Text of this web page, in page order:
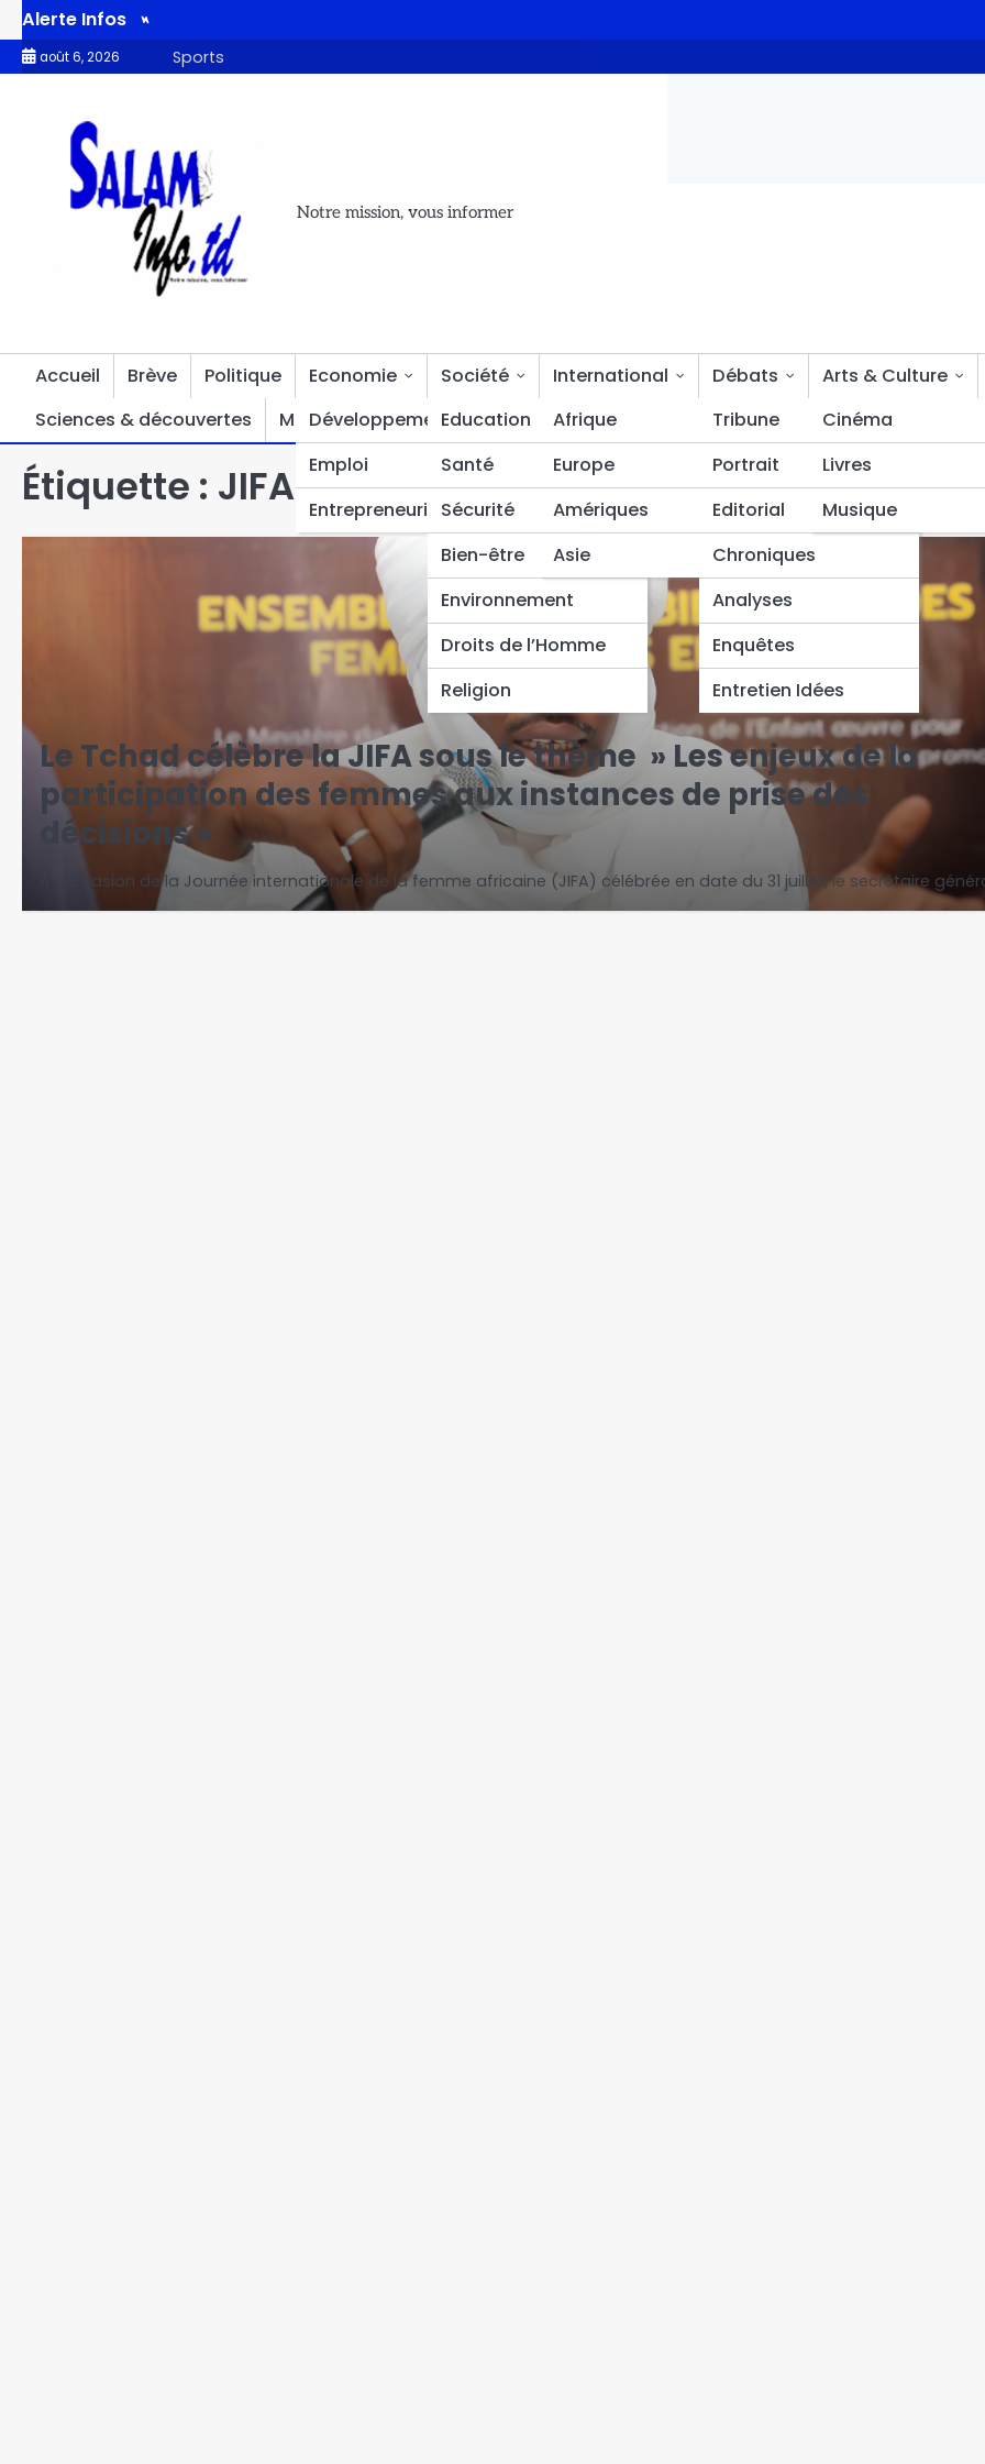
Alerte Infos
aux nouvelles orientations présidentielles
août 6, 2026 Sports
Notre mission, vous informer
Accueil Brève Politique
Economie
Développement
Emploi
Entrepreneuriat
Société
Education
Santé
Sécurité
Bien-être
Environnement
Droits de l’Homme
Religion
International
Afrique
Europe
Amériques
Asie
Débats
Tribune
Portrait
Editorial
Chroniques
Analyses
Enquêtes
Entretien Idées
Arts & Culture
Cinéma
Livres
Musique
Sciences & découvertes
Multimédia Divers Bien-être
Étiquette : JIFA
Le Tchad célèbre la JIFA sous le thème » Les enjeux de la
participation des femmes aux instances de prise des
décisions »
À l’occasion de la Journée internationale de la femme africaine (JIFA) célébrée en date du 31 juillet, le secrétaire